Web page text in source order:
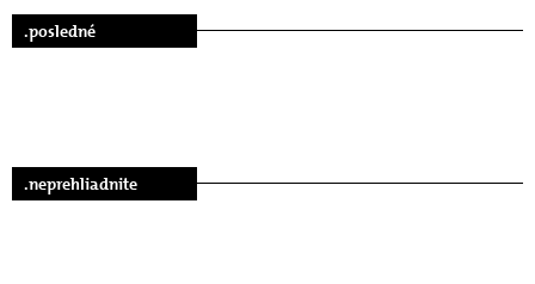
.posledné
.neprehliadnite